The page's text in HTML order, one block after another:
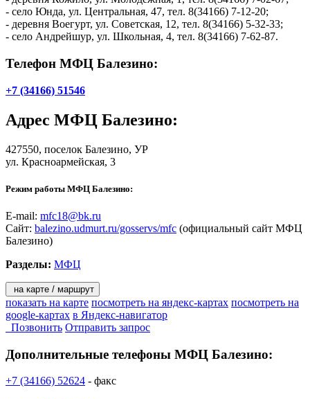
- село Юнда, ул. Центральная, 47, тел. 8(34166) 7-12-20;
- деревня Воегурт, ул. Советская, 12, тел. 8(34166) 5-32-33;
- село Андрейшур, ул. Школьная, 4, тел. 8(34166) 7-62-87.
Телефон МФЦ Балезино:
+7 (34166) 51546
Адрес МФЦ Балезино:
427550, поселок Балезино, УР
ул. Красноармейская, 3
Режим работы МФЦ Балезино:
E-mail: mfc18@bk.ru
Сайт: balezino.udmurt.ru/gosservs/mfc (официальный сайт МФЦ
Балезино)
Разделы: МФЦ
на карте / маршрут
показать на карте посмотреть на яндекс-картах посмотреть на
google-картах в Яндекс-навигатор
Позвонить Отправить запрос
Дополнительные телефоны МФЦ Балезино:
+7 (34166) 52624 - факс